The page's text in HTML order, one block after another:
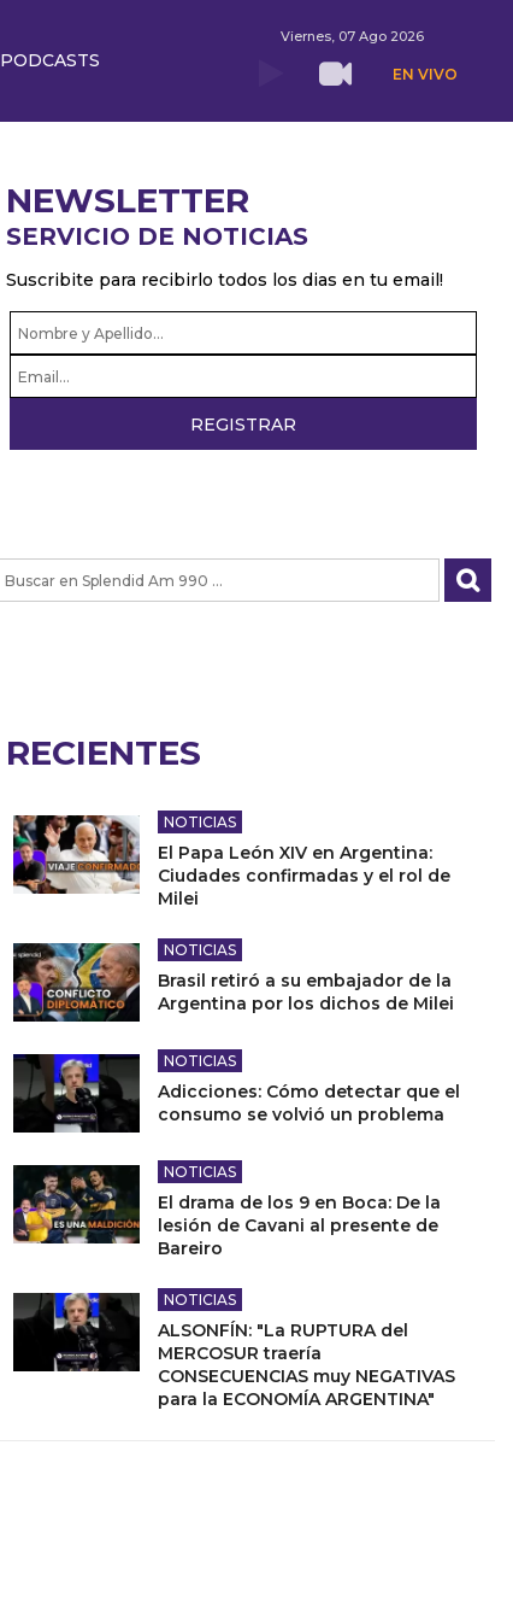
PODCASTS
Viernes, 07 Ago 2026
EN VIVO
NEWSLETTER
SERVICIO DE NOTICIAS
Suscribite para recibirlo todos los dias en tu email!
RECIENTES
NOTICIAS
El Papa León XIV en Argentina:
Ciudades confirmadas y el rol de
Milei
NOTICIAS
Brasil retiró a su embajador de la
Argentina por los dichos de Milei
NOTICIAS
Adicciones: Cómo detectar que el
consumo se volvió un problema
NOTICIAS
El drama de los 9 en Boca: De la
lesión de Cavani al presente de
Bareiro
NOTICIAS
ALSONFÍN: "La RUPTURA del
MERCOSUR traería
CONSECUENCIAS muy NEGATIVAS
para la ECONOMÍA ARGENTINA"